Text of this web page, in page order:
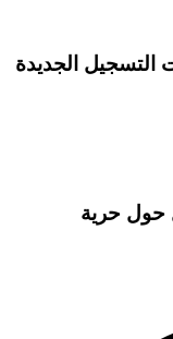
التسجيل الجديدة
حرية